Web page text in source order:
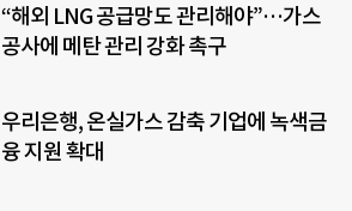
“해외 LNG 공급망도 관리해야”…가스
공사에 메탄 관리 강화 촉구
우리은행, 온실가스 감축 기업에 녹색금
융 지원 확대